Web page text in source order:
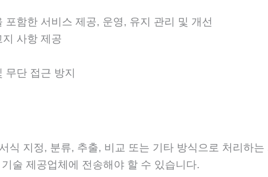
함한 서비스 제공, 운영, 유지 관리 및 개선
사항 제공
단 접근 방지
식 지정, 분류, 추출, 비교 또는 기타 방식으로 처리하
술 제공업체에 전송해야 할 수 있습니다.